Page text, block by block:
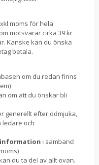
moms för hela
motsvarar cirka 39 kr
Kanske kan du önska
betala.
om du redan finns
om att du önskar bli
generellt efter ödmjuka,
ledare och
information i samband
du ta del av allt ovan.